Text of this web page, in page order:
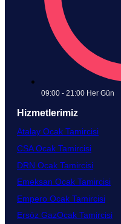
09:00 - 21:00 Her Gün​
Hizmetlerimiz
Atalay Ocak Tamircisi
CSA Ocak Tamircisi
DRN Ocak Tamircisi​
Emeksan Ocak Tamircisi​
Empero Ocak Tamircisi​
Ersöz GazOcak Tamircisi​